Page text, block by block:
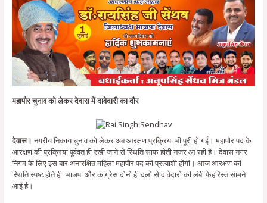
महापौर चुनाव को लेकर देवास में दावेदारी का दौर
देवास। नगरीय निकाय चुनाव को लेकर अब आरक्षण प्रक्रिया भी पूरी हो गई। महापौर पद के
आरक्षण की प्रक्रिया पूर्ववत ही रखी जाने से स्थिति साफ होती नजर आ रही है। देवास नगर
निगम के लिए इस बार अनारक्षित महिला महापौर पद की प्रत्याशी होंगी। आज आरक्षण की
स्थिति स्पष्ट होते ही भाजपा और कांग्रेस दोनों ही दलों से दावेदारों की लंबी फेहरिस्त सामने
आई है।